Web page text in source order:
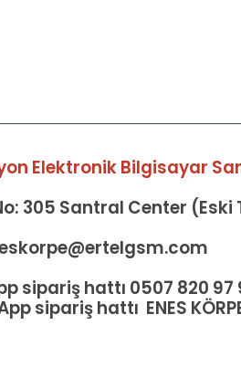
Elektronik Bilgisayar
305 Santral Center (Eski
sipariş hattı 0507 820 97
sipariş hattı ENES